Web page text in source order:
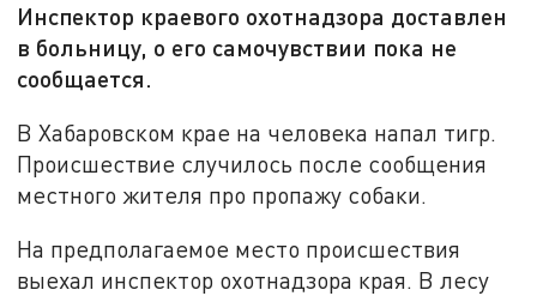
Инспектор краевого охотнадзора доставлен
в больницу, о его самочувствии пока не
сообщается.
В Хабаровском крае на человека напал тигр.
Происшествие случилось после сообщения
местного жителя про пропажу собаки.
На предполагаемое место происшествия
выехал инспектор охотнадзора края. В лесу